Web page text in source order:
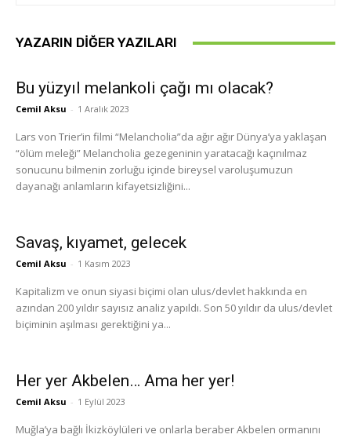
YAZARIN DIĞER YAZILARI
Bu yüzyıl melankoli çağı mı olacak?
Cemil Aksu - 1 Aralık 2023
Lars von Trier’in filmi “Melancholia”da ağır ağır Dünya’ya yaklaşan
“ölüm meleği” Melancholia gezegeninin yaratacağı kaçınılmaz
sonucunu bilmenin zorluğu içinde bireysel varoluşumuzun
dayanağı anlamların kifayetsizliğini...
Savaş, kıyamet, gelecek
Cemil Aksu - 1 Kasım 2023
Kapitalizm ve onun siyasi biçimi olan ulus/devlet hakkında en
azından 200 yıldır sayısız analiz yapıldı. Son 50 yıldır da ulus/devlet
biçiminin aşılması gerektiğini ya...
Her yer Akbelen… Ama her yer!
Cemil Aksu - 1 Eylül 2023
Muğla’ya bağlı İkizköylüleri ve onlarla beraber Akbelen ormanını